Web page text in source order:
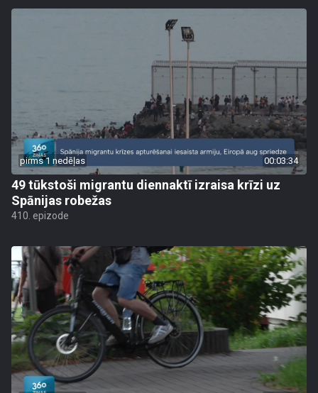
pirms 1 nedēļas 00:03:34
49 tūkstoši migrantu diennaktī izraisa krīzi uz
Spānijas robežas
410. epizode